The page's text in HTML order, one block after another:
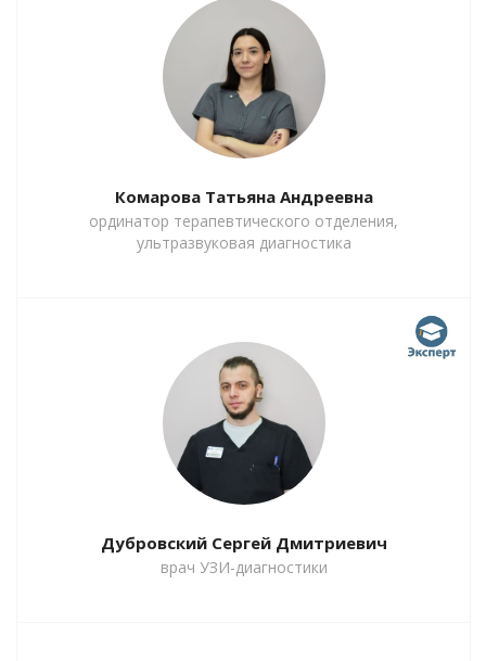
Комарова Татьяна Андреевна
ординатор терапевтического отделения,
ультразвуковая диагностика
Дубровский Сергей Дмитриевич
врач УЗИ-диагностики